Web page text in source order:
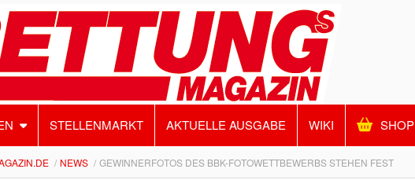
STELLENMARKT AKTUELLE AUSGABE WIKI SHOP
NEWS GEWINNERFOTOS DES BBK-FOTOWETTBEWERBS STEHEN FEST